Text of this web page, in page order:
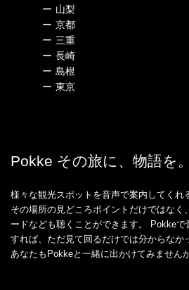
ー 山梨
ー 京都
ー 三重
ー 長崎
ー 島根
ー 東京
Pokke その旅に、物語を。
様々な観光スポットを音声で案内してくれ
その場所の見どころポイントだけではなく
ードなども聴くことができます。 Pokke
すれば、ただ見て回るだけでは分からなか
あなたもPokkeと一緒に出かけてみません